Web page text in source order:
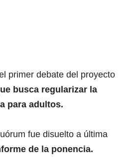
primer debate del proyecto
busca regularizar la
para adultos.
fue disuelto a última
de la ponencia.